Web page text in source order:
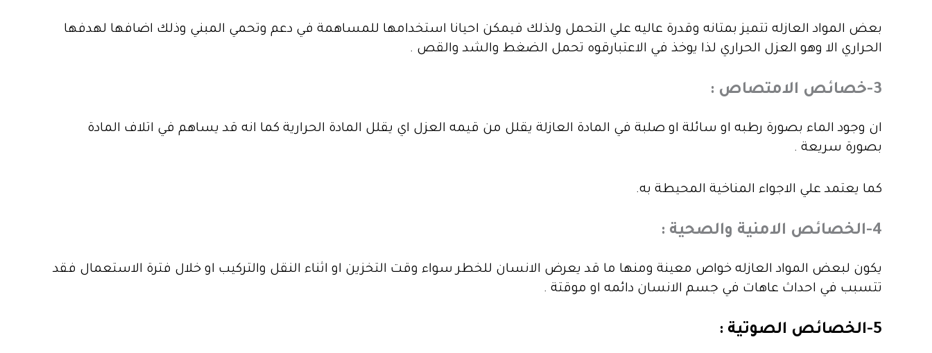
بعض المواد العازله تتميز بمتانه وقدرة عاليه علي التحمل ولذلك فيمكن احيانا استخدامها للمساهمة في دعم وتحمي المبني وذلك اضافها لهدفها
الحراري الا وهو العزل الحراري لذا يوخذ في الاعتبارقوه تحمل الضغط والشد والقص .
3-خصائص الامتصاص :
ان وجود الماء بصورة رطبه او سائلة او صلبة في المادة العازلة يقلل من قيمه العزل اي يقلل المادة الحرارية كما انه قد يساهم في اتلاف المادة
بصورة سريعة .
كما يعتمد علي الاجواء المناخية المحيطة به.
4-الخصائص الامنية والصحية :
يكون لبعض المواد العازله خواص معينة ومنها ما قد يعرض الانسان للخطر سواء وقت التخزين او اثناء النقل والتركيب او خلال فترة الاستعمال فقد
تتسبب في احداث عاهات في جسم الانسان دائمه او موقتة .
5-الخصائص الصوتية :